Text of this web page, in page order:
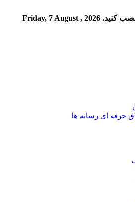
نصب کنید. Friday, 7 August , 2026
حرفه ای رسانه ها